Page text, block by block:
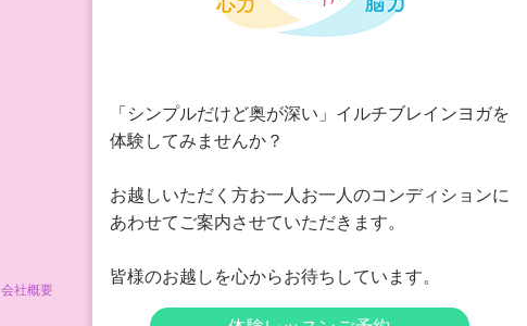
会社概要
「シンプルだけど奥が深い」イルチブレインヨガを
体験してみませんか？
お越しいただく方お一人お一人のコンディションに
あわせてご案内させていただきます。
皆様のお越しを心からお待ちしています。